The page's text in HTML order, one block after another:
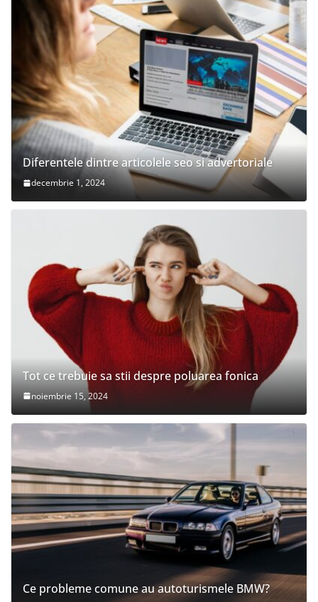
Diferentele dintre articolele seo si advertoriale
decembrie 1, 2024
Tot ce trebuie sa stii despre poluarea fonica
noiembrie 15, 2024
Ce probleme comune au autoturismele BMW?